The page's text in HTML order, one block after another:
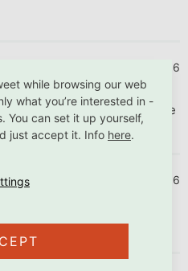
while browsing our web
what you’re interested in -
You can set it up yourself,
just accept it. Info here.
21.11.2016
k zakaznikovi. Kvalitny tovar,
spolocnostiach, pripadne
5 stars. 15.10.2016